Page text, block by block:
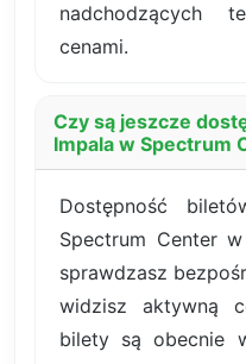
nadchodzących
cenami.
Czy są jeszcze
Impala w Spectrum
Dostępność
Spectrum Center
sprawdzasz
widzisz aktywną
bilety są obecnie